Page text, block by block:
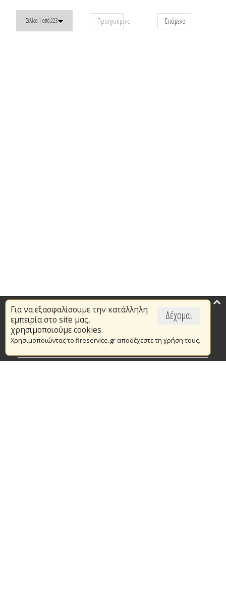
Σελίδα 1 από 223 Προηγούμενο Επόμενο
Δέχομαι
Για να εξασφαλίσουμε την κατάλληλη
εμπειρία στο site μας,
χρησιμοποιούμε cookies.
Χρησιμοποιώντας το fireservice.gr αποδέχεστε τη χρήση τους.
Επικαιρότητα
Το Πυροσβεστικό Σώμα